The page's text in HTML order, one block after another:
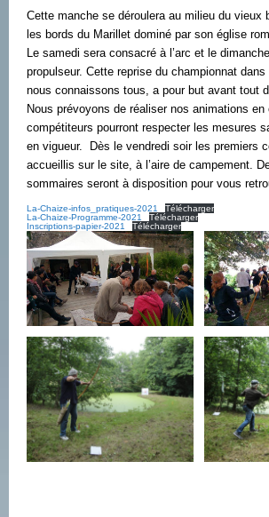
Cette manche se déroulera au milieu du vieux
les bords du Marillet dominé par son église
Le samedi sera consacré à l’arc et le
propulseur. Cette reprise du championnat
nous connaissons tous, a pour but avant tout
Nous prévoyons de réaliser nos animations en
compétiteurs pourront respecter les mesures
en vigueur. Dès le vendredi soir les premiers
accueillis sur le site, à l’aire de campement.
sommaires seront à disposition pour vous
La-Chaize-infos_pratiques-2021
Télécharger
La-Chaize-Programme-2021
Télécharger
Inscriptions-papier-2021
Télécharger